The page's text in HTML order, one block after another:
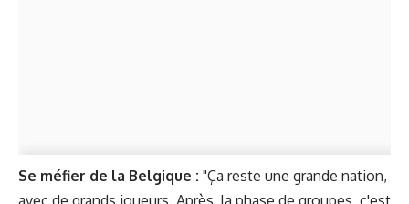
Se méfier de la Belgique : "Ça reste une grande nation,
avec de grands joueurs. Après, la phase de groupes, c'est